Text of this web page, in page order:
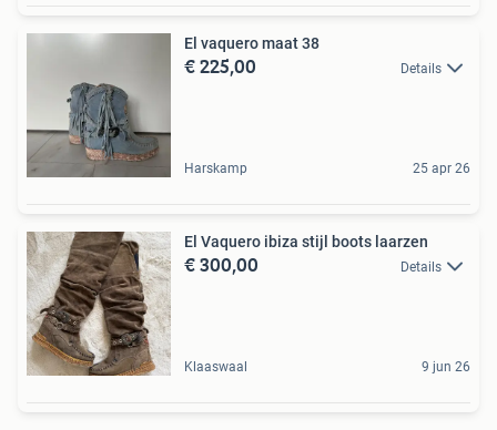
El vaquero maat 38
€ 225,00 Details
Harskamp 25 apr 26
El Vaquero ibiza stijl boots laarzen
€ 300,00 Details
Klaaswaal 9 jun 26